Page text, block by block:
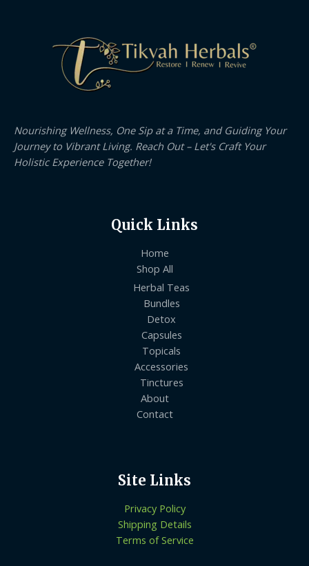
Nourishing Wellness, One Sip at a Time, and Guiding Your
Journey to Vibrant Living. Reach Out – Let's Craft Your
Holistic Experience Together!
Quick Links
Home
Shop All
Herbal Teas
Bundles
Detox
Capsules
Topicals
Accessories
Tinctures
About
Contact
Site Links
Privacy Policy
Shipping Details
Terms of Service